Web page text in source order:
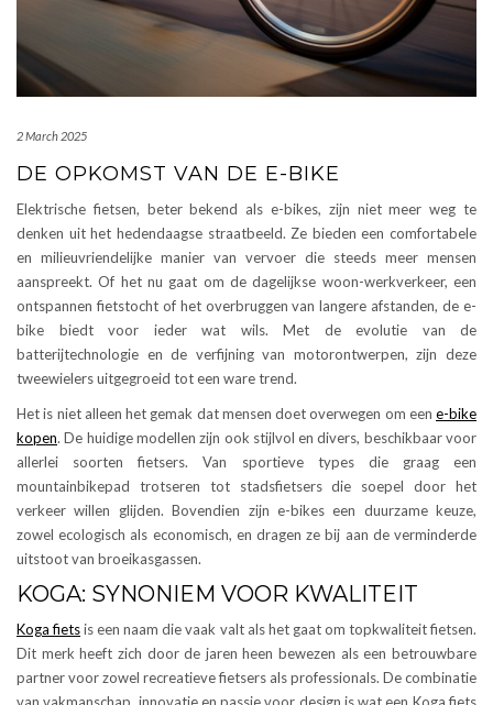
2 March 2025
DE OPKOMST VAN DE E-BIKE
Elektrische fietsen, beter bekend als e-bikes, zijn niet meer weg te
denken uit het hedendaagse straatbeeld. Ze bieden een comfortabele
en milieuvriendelijke manier van vervoer die steeds meer mensen
aanspreekt. Of het nu gaat om de dagelijkse woon-werkverkeer, een
ontspannen fietstocht of het overbruggen van langere afstanden, de e-
bike biedt voor ieder wat wils. Met de evolutie van de
batterijtechnologie en de verfijning van motorontwerpen, zijn deze
tweewielers uitgegroeid tot een ware trend.
Het is niet alleen het gemak dat mensen doet overwegen om een e-bike
kopen. De huidige modellen zijn ook stijlvol en divers, beschikbaar voor
allerlei soorten fietsers. Van sportieve types die graag een
mountainbikepad trotseren tot stadsfietsers die soepel door het
verkeer willen glijden. Bovendien zijn e-bikes een duurzame keuze,
zowel ecologisch als economisch, en dragen ze bij aan de verminderde
uitstoot van broeikasgassen.
KOGA: SYNONIEM VOOR KWALITEIT
Koga fietsis een naam die vaak valt als het gaat om topkwaliteit fietsen.
Dit merk heeft zich door de jaren heen bewezen als een betrouwbare
partner voor zowel recreatieve fietsers als professionals. De combinatie